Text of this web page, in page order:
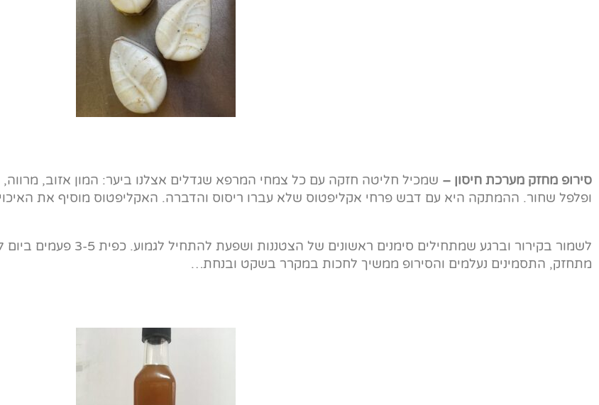
סירופ מחזק מערכת חיסון – שמכיל חליטה חזקה עם כל צמחי המרפא שגדלים אצלנו ביער: המון אזוב, מרווה,
ופלפל שחור. ההמתקה היא עם דבש פרחי אקליפטוס שלא עברו ריסוס והדברה. האקליפטוס מוסיף את
מתחזק, התסמינים נעלמים והסירופ ממשיך לחכות במקרר בשקט ובנחת…